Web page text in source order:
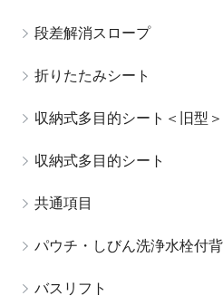
段差解消スロープ
折りたたみシート
収納式多目的シート＜旧型＞
収納式多目的シート
共通項目
パウチ・しびん洗浄水栓付
バスリフト